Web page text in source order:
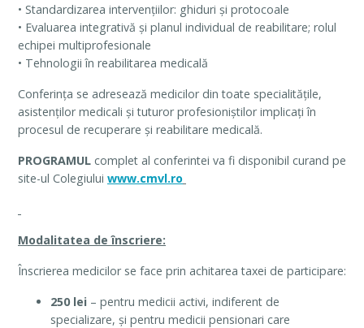
• Standardizarea intervențiilor: ghiduri și protocoale
• Evaluarea integrativă și planul individual de reabilitare; rolul
echipei multiprofesionale
• Tehnologii în reabilitarea medicală
Conferința se adresează medicilor din toate specialitățile,
asistenților medicali și tuturor profesioniștilor implicați în
procesul de recuperare și reabilitare medicală.
PROGRAMUL complet al conferintei va fi disponibil curand pe
site-ul Colegiului www.cmvl.ro
Modalitatea de înscriere:
Înscrierea medicilor se face prin achitarea taxei de participare:
250 lei – pentru medicii activi, indiferent de
specializare, și pentru medicii pensionari care